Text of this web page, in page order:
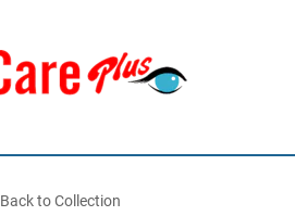
Back to Collection